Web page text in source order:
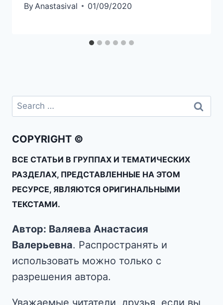
By Anastasival 01/09/2020
COPYRIGHT ©
ВСЕ СТАТЬИ В ГРУППАХ И ТЕМАТИЧЕСКИХ
РАЗДЕЛАХ, ПРЕДСТАВЛЕННЫЕ НА ЭТОМ
РЕСУРСЕ, ЯВЛЯЮТСЯ ОРИГИНАЛЬНЫМИ
ТЕКСТАМИ.
Автор: Валяева Анастасия
Валерьевна. Распространять и
использовать можно только с
разрешения автора.